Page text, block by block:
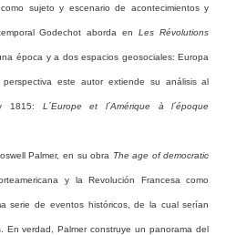
como sujeto y escenario de acontecimientos y
Godechot aborda en Les Révolutions
época y a dos espacios geosociales: Europa
perspectiva este autor extiende su análisis al
1815: L´Europe et l´Amérique à l´époque
Palmer, en su obra The age of democratic
y la Revolución Francesa como
serie de eventos históricos, de la cual serían
En verdad, Palmer construye un panorama del